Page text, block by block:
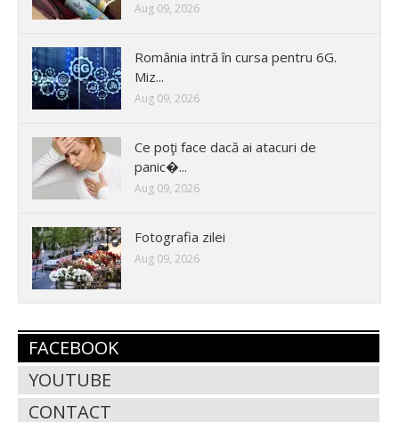
Aug 09, 2026
România intră în cursa pentru 6G.
Miz...
Aug 09, 2026
Ce poţi face dacă ai atacuri de
panic�...
Aug 09, 2026
Fotografia zilei
Aug 09, 2026
FACEBOOK
YOUTUBE
CONTACT